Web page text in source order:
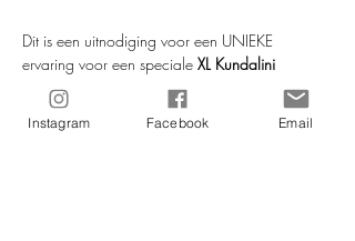
Dit is een uitnodiging voor een UNIEKE
ervaring voor een speciale XL Kundalini
Activation
Bereid je voor op een diepgaande
Instagram Facebook Email